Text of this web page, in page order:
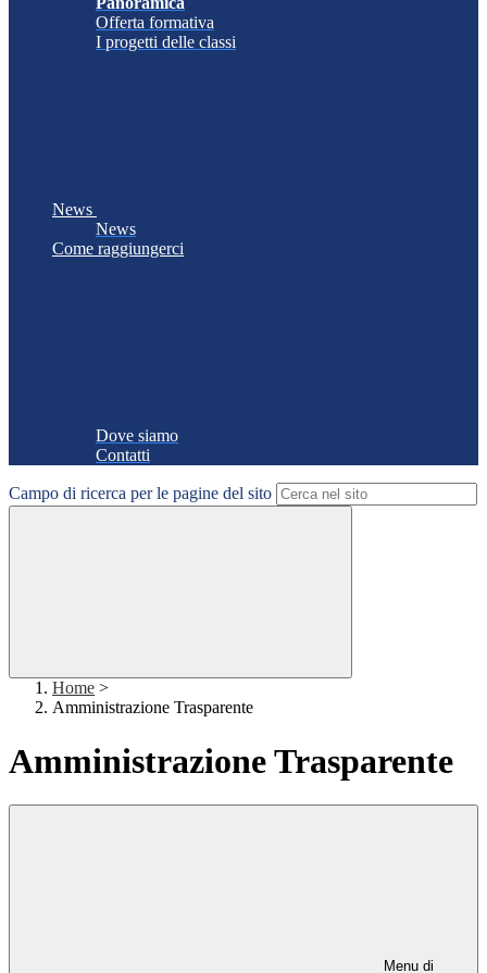
Offerta formativa
I progetti delle classi
News
News
Come raggiungerci
Dove siamo
Contatti
Campo di ricerca per le pagine del sito
Home >
Amministrazione Trasparente
Amministrazione Trasparente
Menu di